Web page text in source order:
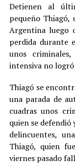
Detienen al
pequeño
Argentina luego
perdida durante
unos
intensiva no
Thiagó se
una parada de
cuadras unos
quien se
delincuentes,
Thiagó, quien
viernes pasado